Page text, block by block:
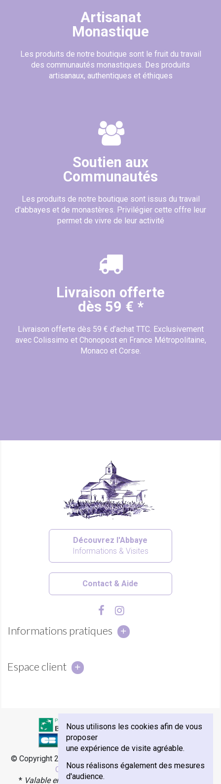
Artisanat
Monastique
Les produits de notre boutique sont le fruit du travail
des communautés monastiques. Des produits
artisanaux, authentiques et éthiques
Soutien aux
Communautés
Les produits de notre boutique sont issus du travail
d'abbayes et de monastères. Privilégier cette offre leur
permet de vivre de leur activité
Livraison offerte
dès 59 € *
Livraison offerte dès 59 € d’achat TTC. Exclusivement
avec Colissimo et Chonopost en France Métropolitaine,
Monaco et Corse.
Découvrez l'Abbaye
Informations & Visites
Contact & Aide
Informations pratiques
Espace client
© Copyright 2018 - Abbaye Notre-Dame de Sénanque -
Commerce par Agence Velcome
*Valable en France Métropolitaine, Monaco et Corse.
Nous utilisons les cookies afin de vous
proposer
une expérience de visite agréable.
Nous réalisons également des mesures
d'audience.